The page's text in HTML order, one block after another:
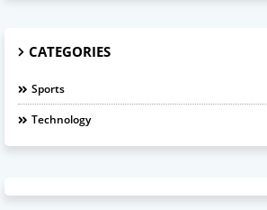
CATEGORIES
Sports
Technology